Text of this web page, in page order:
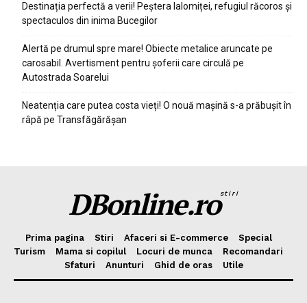
Destinația perfectă a verii! Peștera Ialomiței, refugiul răcoros și
spectaculos din inima Bucegilor
Alertă pe drumul spre mare! Obiecte metalice aruncate pe
carosabil. Avertisment pentru șoferii care circulă pe
Autostrada Soarelui
Neatenția care putea costa vieți! O nouă mașină s-a prăbușit în
râpă pe Transfăgărășan
DBonline.rostiri
Prima pagina Stiri Afaceri si E-commerce
Special
Turism
Mama si copilul Locuri de munca
Recomandari
Sfaturi
Anunturi Ghid de oras Utile